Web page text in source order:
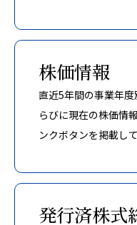
株価情報
直近5年間の事業年
らびに現在の株価情
ンクボタンを掲載して
発行済株式